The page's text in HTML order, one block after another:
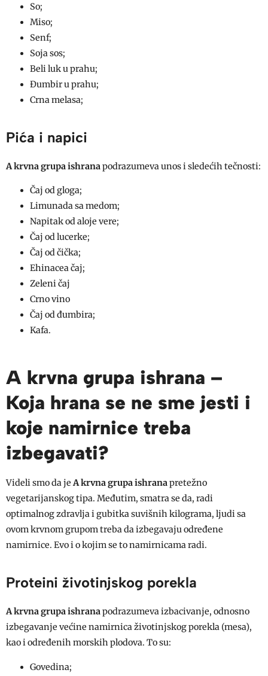
So;
Miso;
Senf;
Soja sos;
Beli luk u prahu;
Đumbir u prahu;
Crna melasa;
Pića i napici
A krvna grupa ishranapodrazumeva unos i sledećih tečnosti:
Čaj od gloga;
Limunada sa medom;
Napitak od aloje vere;
Čaj od lucerke;
Čaj od čička;
Ehinacea čaj;
Zeleni čaj
Crno vino
Čaj od đumbira;
Kafa.
A krvna grupa ishrana –
Koja hrana se ne sme jesti i
koje namirnice treba
izbegavati?
Videli smo da jeA krvna grupa ishranapretežno
vegetarijanskog tipa. Međutim, smatra se da, radi
optimalnog zdravlja i gubitka suvišnih kilograma, ljudi sa
ovom krvnom grupom treba da izbegavaju određene
namirnice. Evo i o kojim se to namirnicama radi.
Proteini životinjskog porekla
A krvna grupa ishranapodrazumeva izbacivanje, odnosno
izbegavanje većine namirnica životinjskog porekla (mesa),
kao i određenih morskih plodova. To su:
Govedina;